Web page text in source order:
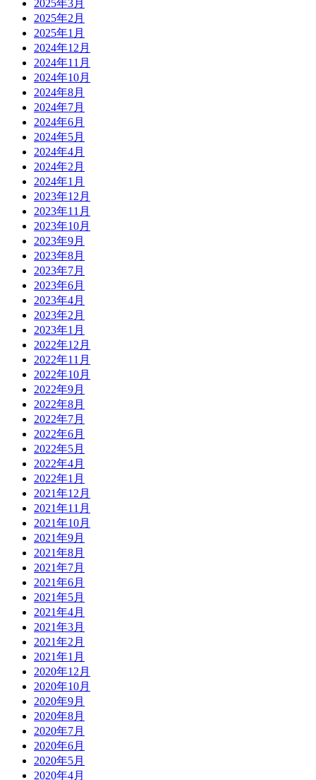
2025年3月
2025年2月
2025年1月
2024年12月
2024年11月
2024年10月
2024年8月
2024年7月
2024年6月
2024年5月
2024年4月
2024年2月
2024年1月
2023年12月
2023年11月
2023年10月
2023年9月
2023年8月
2023年7月
2023年6月
2023年4月
2023年2月
2023年1月
2022年12月
2022年11月
2022年10月
2022年9月
2022年8月
2022年7月
2022年6月
2022年5月
2022年4月
2022年1月
2021年12月
2021年11月
2021年10月
2021年9月
2021年8月
2021年7月
2021年6月
2021年5月
2021年4月
2021年3月
2021年2月
2021年1月
2020年12月
2020年10月
2020年9月
2020年8月
2020年7月
2020年6月
2020年5月
2020年4月